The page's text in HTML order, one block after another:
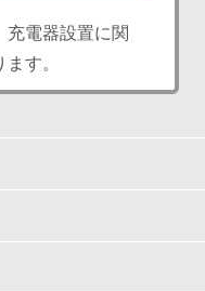
充電器設置に関
す。